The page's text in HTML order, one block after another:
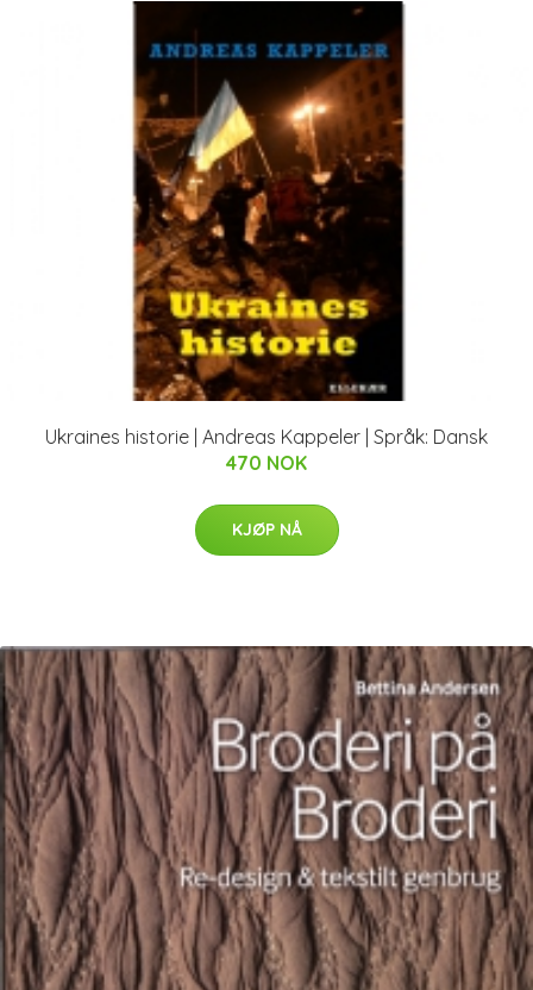
Ukraines historie | Andreas Kappeler | Språk: Dansk
470 NOK
KJØP NÅ